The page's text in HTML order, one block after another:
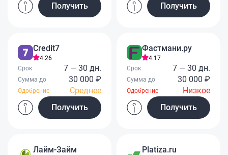
Получить
Получить
Credit7
4.26
Срок
7 — 30 дн.
Сумма до 30 000 ₽
Одобрение
Среднее
Получить
Фастмани.ру
4.17
Срок
7 — 30 дн.
Сумма до 30 000 ₽
Одобрение
Низкое
Получить
Лайм-Займ Platiza.ru